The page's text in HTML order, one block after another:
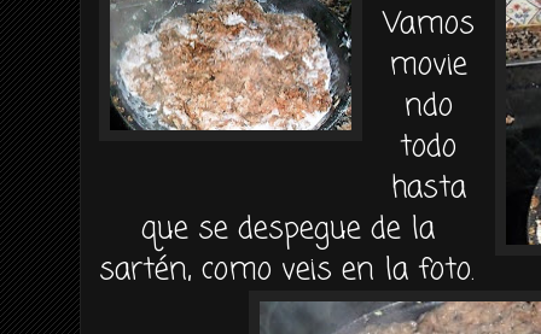
Vamos
movie
ndo
todo
hasta
que se despegue de la
sartén, como veis en la foto.